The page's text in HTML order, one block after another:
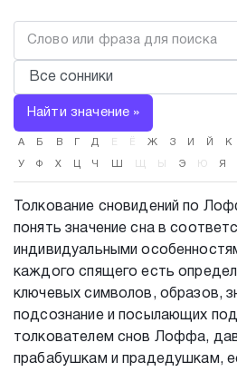
Найти значение »
А Б В Д Е Ё Ж З И Й К
У Ф Х Ц Ч Ш Щ Ы Э Ю Я
Толкование сновидений по
понять значение сна в
индивидуальными
каждого спящего есть
ключевых символов, образов,
подсознание и посылающих
толкователем снов Лоффа,
прабабушкам и прадедушкам,